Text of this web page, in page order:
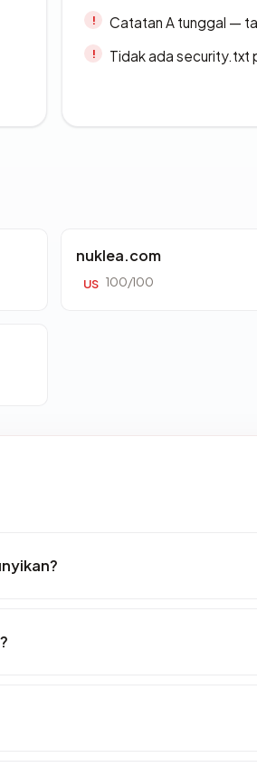
Catatan A tunggal —
Tidak ada security.txt
nuklea.com
US 100/100